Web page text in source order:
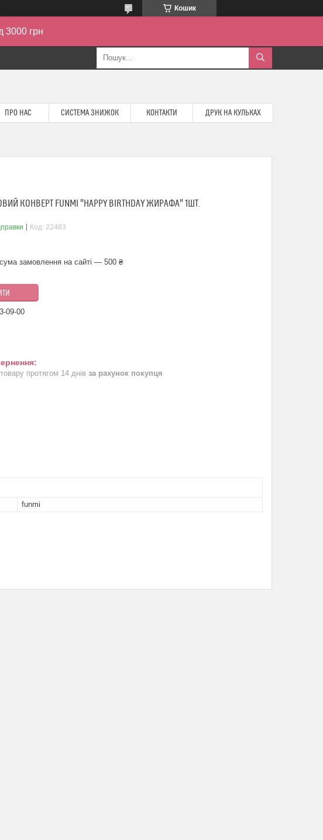
Кошик
3000 грн
ПРО НАС СИСТЕМА ЗНИЖОК КОНТАКТИ ДРУК НА КУЛЬКАХ
КОНВЕРТ FUNMI "HAPPY BIRTHDAY ЖИРАФА" 1ШТ.
Код: 22483
замовлення на сайті — 500 ₴
09-00
протягом 14 днів за рахунок покупця
funmi